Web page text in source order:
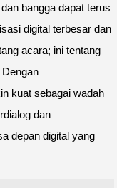
bangga dapat terus
digital terbesar dan
acara; ini tentang
kuat sebagai wadah
dan
depan digital yang